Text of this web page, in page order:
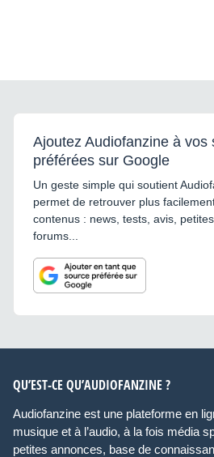
Ajoutez Audiofanzine à vos
préférées sur Google
Un geste simple qui soutient
permet de retrouver plus
contenus : news, tests, avis,
forums...
QU’EST-CE QU’AUDIOFANZINE ?
Audiofanzine est une plateforme en
musique et à l’audio, à la fois média
petites annonces, base de